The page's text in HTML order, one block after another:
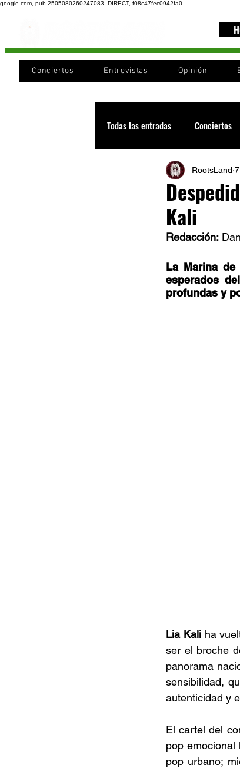
google.com, pub-2505080260247083, DIRECT, f08c47fec0942fa0
Conciertos Entrevistas Opinión
Todas las entradas Conciertos
Recomendaciones Videos
Cultura
Documentales Podcast
Kali
RootsLand
Redacción:
La Marina
esperados
profundas y
Lia Kali ha
ser el broche
panorama
sensibilidad,
autenticidad y
El cartel del
pop emocional
pop urbano;